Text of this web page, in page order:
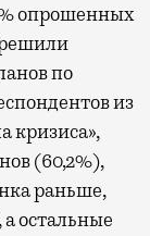
опрошенных
решили
по
из
кризиса»,
(60,2%),
раньше,
остальные